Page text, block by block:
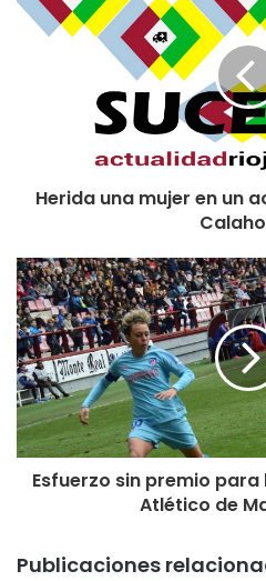
minuto 77 que la UDL llegó a
despertamos del letargo en
(por cierto lleven pañuelos de
la tuvo y pudo poner el 2-0
Casi al acabar el partido le
pero estuvo muy listo el
Final del partido 1-0 (objetivo
que la noche no fuera del todo
baja más, César Remon, y dos
André, en un día que lo más
ganar.
Herida una mujer en un
Esfuerzo sin premio para
Atlético de
Publicaciones